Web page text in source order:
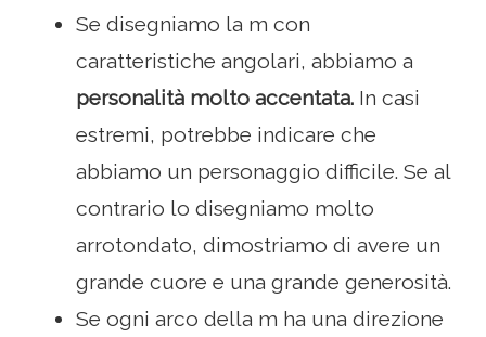
Se disegniamo la m con
caratteristiche angolari, abbiamo a
personalità molto accentata. In casi
estremi, potrebbe indicare che
abbiamo un personaggio difficile. Se al
contrario lo disegniamo molto
arrotondato, dimostriamo di avere un
grande cuore e una grande generosità.
Se ogni arco della m ha una direzione